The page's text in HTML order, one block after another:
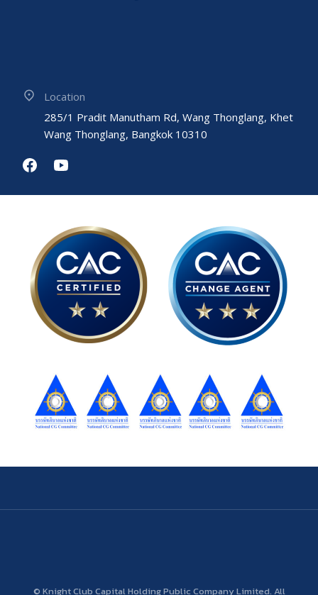
Location
285/1 Pradit Manutham Rd, Wang Thonglang, Khet
Wang Thonglang, Bangkok 10310
© Knight Club Capital Holding Public Company Limited. All